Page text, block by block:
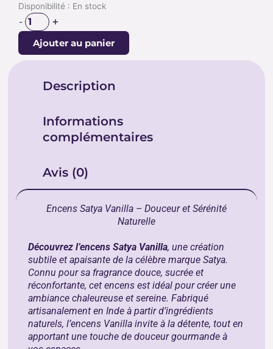
Disponibilité : En stock
-
quantité
de
ENCENS
SATYA
+
Ajouter au panier
Description
Informations
complémentaires
Avis (0)
Encens Satya Vanilla – Douceur et Sérénité
Naturelle
Découvrez l’encens Satya Vanilla, une création
subtile et apaisante de la célèbre marque Satya.
Connu pour sa fragrance douce, sucrée et
réconfortante, cet encens est idéal pour créer une
ambiance chaleureuse et sereine. Fabriqué
artisanalement en Inde à partir d’ingrédients
naturels, l’encens Vanilla invite à la détente, tout en
apportant une touche de douceur gourmande à